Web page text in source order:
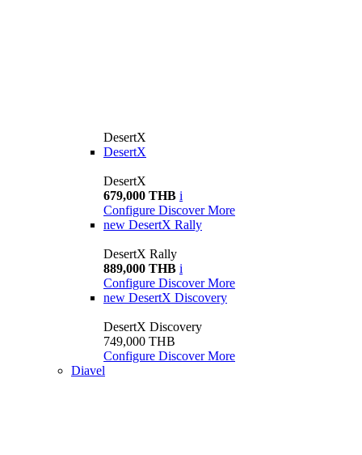
DesertX
DesertX
DesertX
679,000 THB i
Configure Discover More
new DesertX Rally
DesertX Rally
889,000 THB i
Configure Discover More
new DesertX Discovery
DesertX Discovery
749,000 THB
Configure Discover More
Diavel